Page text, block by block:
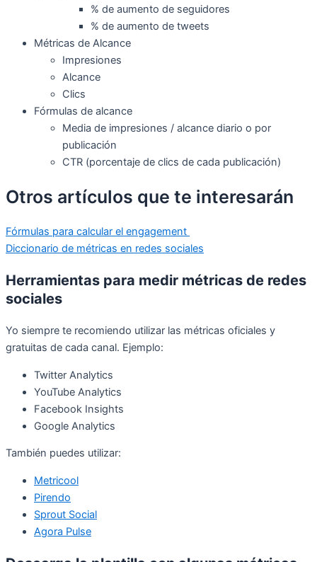
% de aumento de seguidores
% de aumento de tweets
Métricas de Alcance
Impresiones
Alcance
Clics
Fórmulas de alcance
Media de impresiones / alcance diario o por
publicación
CTR (porcentaje de clics de cada publicación)
Otros artículos que te interesarán
Fórmulas para calcular el engagement
Diccionario de métricas en redes sociales
Herramientas para medir métricas de redes
sociales
Yo siempre te recomiendo utilizar las métricas oficiales y
gratuitas de cada canal. Ejemplo:
Twitter Analytics
YouTube Analytics
Facebook Insights
Google Analytics
También puedes utilizar:
Metricool
Pirendo
Sprout Social
Agora Pulse